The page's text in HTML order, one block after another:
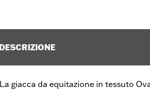
DESCRIZIONE
La giacca da equitazione in tessuto